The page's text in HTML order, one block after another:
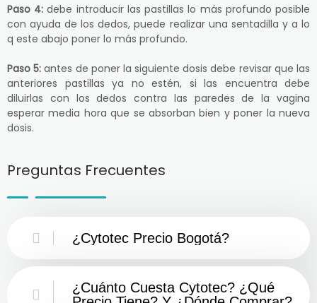
Paso 4: debe introducir las pastillas lo más profundo posible
con ayuda de los dedos, puede realizar una sentadilla y a lo
q este abajo poner lo más profundo.
Paso 5: antes de poner la siguiente dosis debe revisar que las
anteriores pastillas ya no estén, si las encuentra debe
diluirlas con los dedos contra las paredes de la vagina
esperar media hora que se absorban bien y poner la nueva
dosis.
Preguntas Frecuentes
¿Cytotec Precio Bogotá?
¿Cuánto Cuesta Cytotec? ¿Qué